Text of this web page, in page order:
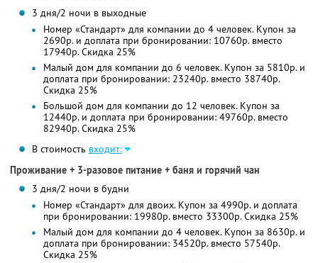
3 дня/2 ночи в выходные
Номер «Стандарт» для компании до 4 человек. Купон за
2690р. и доплата при бронировании: 10760р. вместо
17940р. Скидка 25%
Малый дом для компании до 6 человек. Купон за 5810р. и
доплата при бронировании: 23240р. вместо 38740р.
Скидка 25%
Большой дом для компании до 12 человек. Купон за
12440р. и доплата при бронировании: 49760р. вместо
82940р. Скидка 25%
В стоимость входит:
Проживание + 3-разовое питание + баня и горячий чан
3 дня/2 ночи в будни
Номер «Стандарт» для двоих. Купон за 4990р. и доплата
при бронировании: 19980р. вместо 33300р. Скидка 25%
Малый дом для компании до 4 человек. Купон за 8630р. и
доплата при бронировании: 34520р. вместо 57540р.
Скидка 25%